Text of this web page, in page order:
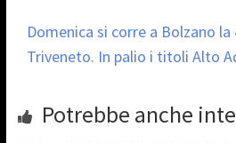
Domenica si corre a Bolzano
Triveneto. In palio i titoli Alto
Potrebbe anche